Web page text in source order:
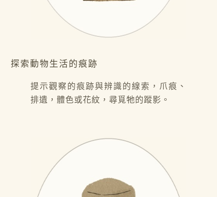
探索動物生活的痕跡
提示觀察的痕跡與辨識的線索，爪痕、
排遺，體色或花紋，尋覓牠的蹤影。